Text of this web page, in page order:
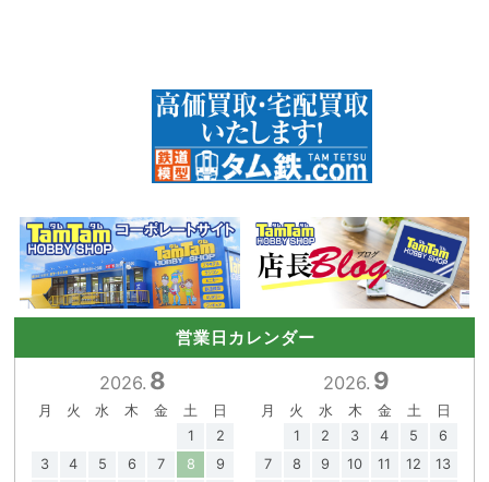
営業日カレンダー
2026. 8
月 火 水 木 金 土
日
1
2
3
4 5 6 7 8
9
2026. 9
月 火 水 木 金 土
日
1
2 3 4 5
6
7
8 9 10 11 12
13